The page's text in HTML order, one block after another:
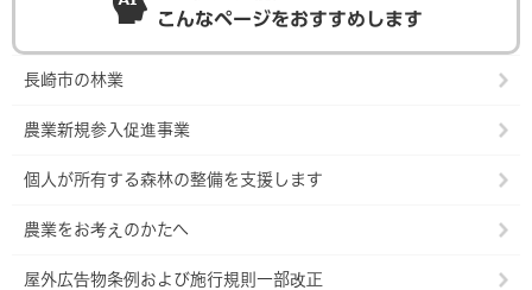
こんなページをおすすめします
長崎市の林業
農業新規参入促進事業
個人が所有する森林の整備を支援します
農業をお考えのかたへ
屋外広告物条例および施行規則一部改正